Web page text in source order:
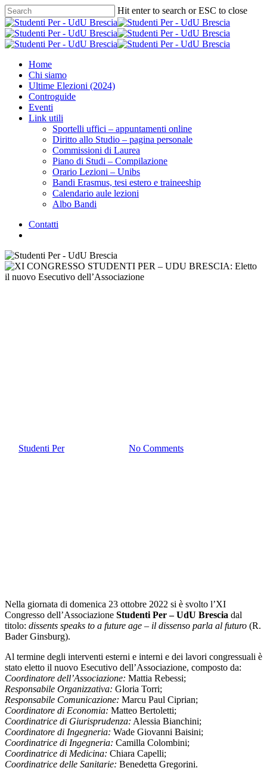
Hit enter to search or ESC to close
Home
Chi siamo
Ultime Elezioni (2024)
Controguide
Eventi
Link utili
Sportelli uffici – appuntamenti online
Diritto allo Studio – pagina personale
Commissioni di Laurea
Piano di Studi – Compilazione
Orario Lezioni – Unibs
Bandi Erasmus, tesi estero e traineeship
Calendario aule lezioni
Albo Bandi
Contatti
Studenti PerOttobre 25, 2022 No Comments
Nella giornata di domenica 23 ottobre 2022 si è svolto l’XI
Congresso dell’Associazione Studenti Per – UdU Brescia dal
titolo: dissents speaks to a future age – il dissenso parla al futuro (R.
Bader Ginsburg).
Al termine degli interventi esterni e interni e dei lavori congressuali è
stato eletto il nuovo Esecutivo dell’Associazione, composto da:
Coordinatore dell’Associazione: Mattia Rebessi;
Responsabile Organizzativa: Gloria Torri;
Responsabile Comunicazione: Marcu Paul Ciprian;
Coordinatore di Economia: Matteo Bertoletti;
Coordinatrice di Giurisprudenza: Alessia Bianchini;
Coordinatore di Ingegneria: Wade Giovanni Baisini;
Coordinatrice di Ingegneria: Camilla Colombini;
Coordinatrice di Medicina: Chiara Capelli;
Coordinatrice delle Sanitarie: Benedetta Gregorini.